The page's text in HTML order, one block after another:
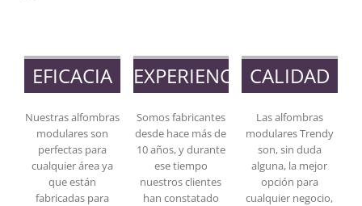
EFICACIA
Nuestras alfombras
modulares son
perfectas para
cualquier área ya
que están
fabricadas para
EXPERIENCIA
Somos fabricantes
desde hace más de
10 años, y durante
ese tiempo
nuestros clientes
han constatado
CALIDAD
Las alfombras
modulares Trendy
son, sin duda
alguna, la mejor
opción para
cualquier negocio,